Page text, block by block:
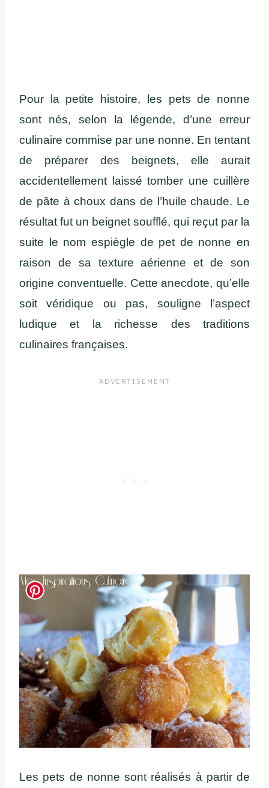
Pour la petite histoire, les pets de nonne
sont nés, selon la légende, d’une erreur
culinaire commise par une nonne. En tentant
de préparer des beignets, elle aurait
accidentellement laissé tomber une cuillère
de pâte à choux dans de l’huile chaude. Le
résultat fut un beignet soufflé, qui reçut par la
suite le nom espiègle de pet de nonne en
raison de sa texture aérienne et de son
origine conventuelle. Cette anecdote, qu’elle
soit véridique ou pas, souligne l’aspect
ludique et la richesse des traditions
culinaires françaises.
Les pets de nonne sont réalisés à partir de